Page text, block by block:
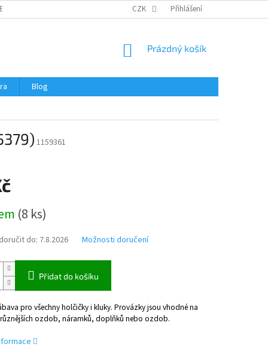
A NÁVODY OBCHODNÍ PODMÍNKY OCHRANA OSOBNÍCH
CZK Přihlášení
NÁKUPNÍ
Prázdný košík
Blog
1159361
(8 ks)
do: 7.8.2026 Možnosti doručení
Přidat do košíku
pro všechny holčičky i kluky. Provázky jsou vhodné na
ozdob, náramků, doplňků nebo ozdob.